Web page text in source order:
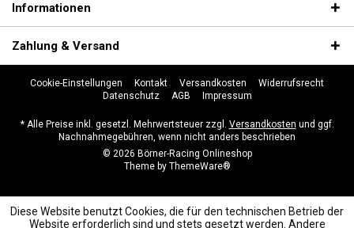
Informationen
Zahlung & Versand
Cookie-Einstellungen Kontakt Versandkosten
Widerrufsrecht
Datenschutz
AGB Impressum
* Alle Preise inkl. gesetzl. Mehrwertsteuer zzgl. Versandkosten und ggf.
Nachnahmegebühren, wenn nicht anders beschrieben
© 2026 Börner-Racing Onlineshop
Theme by ThemeWare®
Diese Website benutzt Cookies, die für den technischen Betrieb der
Website erforderlich sind und stets gesetzt werden. Andere